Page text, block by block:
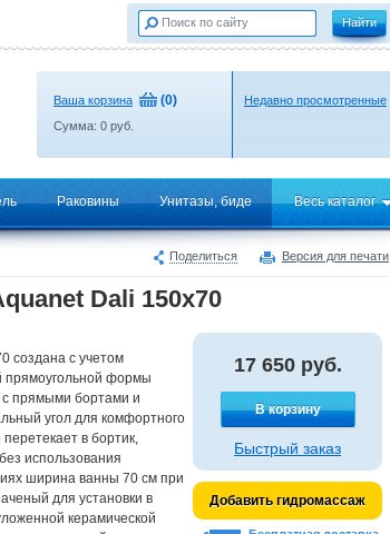
Ваша корзина (0)
Сумма: 0 руб.
Недавно просмотренные
Раковины Унитазы, биде Весь каталог
Поделиться Версия для печати
Dali 150x70
создана с учетом
прямоугольной формы
прямыми бортами и
угол для комфортного
в бортик,
использования
ширина ванны 70 см при
для установки в
керамической
17 650 руб.
В корзину
Быстрый заказ
Добавить гидромассаж